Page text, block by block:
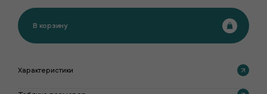
В корзину
Характеристики